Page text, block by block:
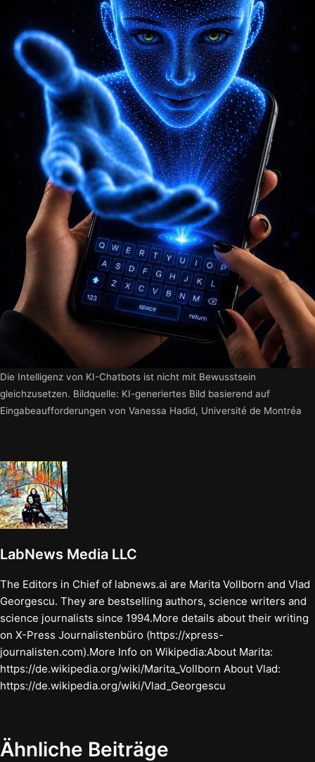
Die Intelligenz von KI-Chatbots ist nicht mit Bewusstsein
gleichzusetzen. Bildquelle: KI-generiertes Bild basierend auf
Eingabeaufforderungen von Vanessa Hadid, Université de Montréa
LabNews Media LLC
The Editors in Chief of labnews.ai are Marita Vollborn and Vlad
Georgescu. They are bestselling authors, science writers and
science journalists since 1994.More details about their writing
on X-Press Journalistenbüro (https://xpress-
journalisten.com).More Info on Wikipedia:About Marita:
https://de.wikipedia.org/wiki/Marita_Vollborn About Vlad:
https://de.wikipedia.org/wiki/Vlad_Georgescu
Ähnliche Beiträge